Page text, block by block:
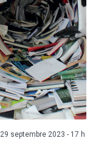
29 septembre 2023 - 17 h